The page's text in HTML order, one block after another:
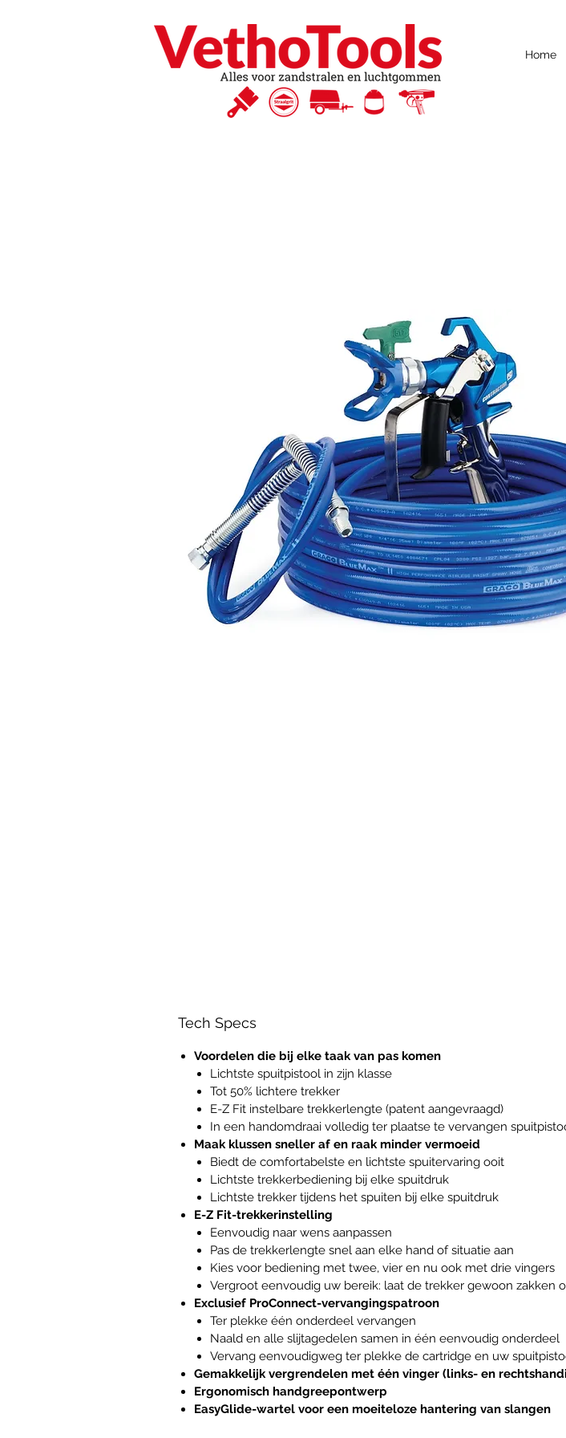
Home
Tech Specs
Voordelen die bij elke taak van pas komen
Lichtste spuitpistool in zijn klasse
Tot 50% lichtere trekker
E-Z Fit instelbare trekkerlengte (patent aangevraagd)
In een handomdraai volledig ter plaatse te vervangen
Maak klussen sneller af en raak minder vermoeid
Biedt de comfortabelste en lichtste spuitervaring ooit
Lichtste trekkerbediening bij elke spuitdruk
Lichtste trekker tijdens het spuiten bij elke spuitdruk
E-Z Fit-trekkerinstelling
Eenvoudig naar wens aanpassen
Pas de trekkerlengte snel aan elke hand of situatie aan
Kies voor bediening met twee, vier en nu ook met drie vingers
Vergroot eenvoudig uw bereik: laat de trekker gewoon zakken
Exclusief ProConnect-vervangingspatroon
Ter plekke één onderdeel vervangen
Naald en alle slijtagedelen samen in één eenvoudig onderdeel
Vervang eenvoudigweg ter plekke de cartridge en uw
Gemakkelijk vergrendelen met één vinger (links- en
Ergonomisch handgreepontwerp
EasyGlide-wartel voor een moeiteloze hantering van slangen